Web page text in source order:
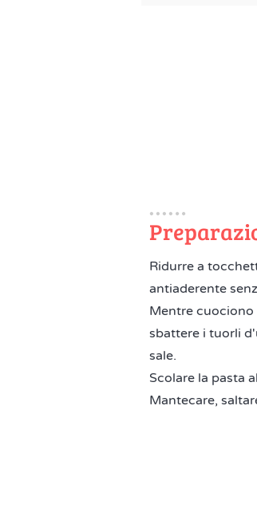
Ridurre a
antiaderente
Mentre
sbattere i tuorli
sale.
Scolare la pasta
Mantecare,